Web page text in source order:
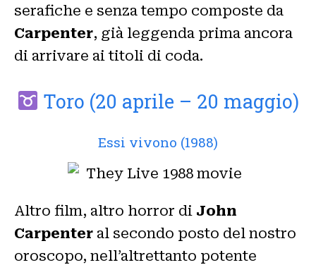
serafiche e senza tempo composte da
Carpenter, già leggenda prima ancora
di arrivare ai titoli di coda.
Toro (20 aprile – 20 maggio)
Essi vivono (1988)
Altro film, altro horror di John
Carpenter al secondo posto del nostro
oroscopo, nell’altrettanto potente